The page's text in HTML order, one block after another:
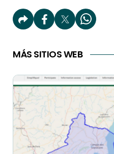
MÁS SITIOS WEB